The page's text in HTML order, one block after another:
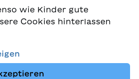
wie Kinder gute
Cookies hinterlassen
sehr ernst und wollen
die besten Kinderbücher
und andere Tracking-